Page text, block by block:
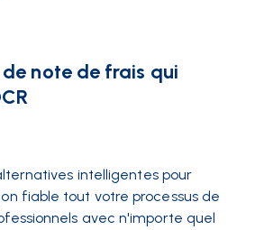
note de frais qui
intelligentes pour
fiable tout votre processus de
avec n'importe quel